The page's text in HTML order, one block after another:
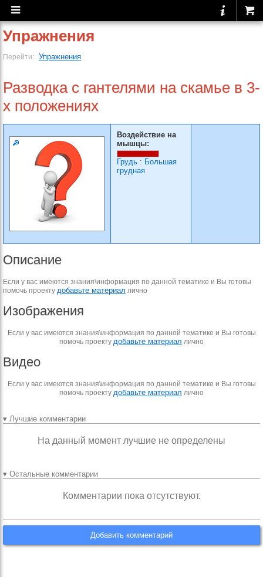
Упражнения
Перейти: Упражнения
Разводка с гантелями на скамье в 3-
х положениях
Воздействие на
мышцы:
Грудь : Большая
грудная
Описание
Если у вас имеются знания\информация по данной тематике и Вы готовы
помочь проекту добавьте материал лично
Изображения
Если у вас имеются знания\информация по данной тематике и Вы готовы
помочь проекту добавьте материал лично
Видео
Если у вас имеются знания\информация по данной тематике и Вы готовы
помочь проекту добавьте материал лично
▾ Лучшие комментарии
На данный момент лучшие не определены
▾ Остальные комментарии
Комментарии пока отсутствуют.
Добавить комментарий